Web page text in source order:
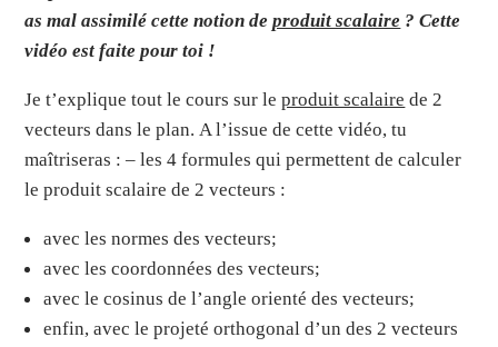
as mal assimilé cette notion deproduit scalaire ? Cette
vidéo est faite pour toi !
Je t’explique tout le cours sur leproduit scalaire de 2
vecteurs dans le plan. A l’issue de cette vidéo, tu
maîtriseras : – les 4 formules qui permettent de calculer
le produit scalaire de 2 vecteurs :
avec les normes des vecteurs;
avec les coordonnées des vecteurs;
avec le cosinus de l’angle orienté des vecteurs;
enfin, avec le projeté orthogonal d’un des 2 vecteurs